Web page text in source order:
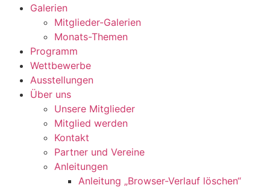
Galerien
Mitglieder-Galerien
Monats-Themen
Programm
Wettbewerbe
Ausstellungen
Über uns
Unsere Mitglieder
Mitglied werden
Kontakt
Partner und Vereine
Anleitungen
Anleitung „Browser-Verlauf löschen“